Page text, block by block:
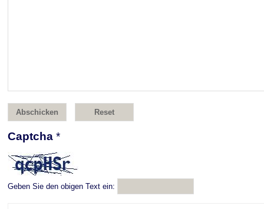
Captcha *
Geben Sie den obigen Text ein: